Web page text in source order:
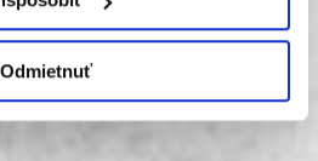
Odmietnuť